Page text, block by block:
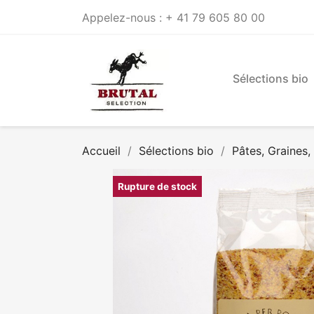
Appelez-nous : + 41 79 605 80 00
Sélections bio
Accueil Sélections bio Pâtes,
Rupture de stock